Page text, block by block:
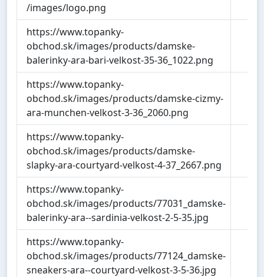
/images/logo.png
https://www.topanky-
obchod.sk/images/products/damske-
balerinky-ara-bari-velkost-35-36_1022.png
https://www.topanky-
obchod.sk/images/products/damske-cizmy-
ara-munchen-velkost-3-36_2060.png
https://www.topanky-
obchod.sk/images/products/damske-
slapky-ara-courtyard-velkost-4-37_2667.png
https://www.topanky-
obchod.sk/images/products/77031_damske-
balerinky-ara--sardinia-velkost-2-5-35.jpg
https://www.topanky-
obchod.sk/images/products/77124_damske-
sneakers-ara--courtyard-velkost-3-5-36.jpg